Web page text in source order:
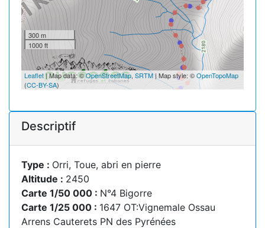
300 m
1000 ft
Leaflet| Map data: ©OpenStreetMap, SRTM| Map style: ©OpenTopoMap
(CC-BY-SA)
Descriptif
Type : Orri, Toue, abri en pierre
Altitude : 2450
Carte 1/50 000 : N°4 Bigorre
Carte 1/25 000 : 1647 OT:Vignemale Ossau
Arrens Cauterets PN des Pyrénées